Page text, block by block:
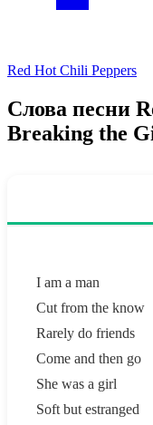
Red Hot Chili Peppers
Слова песни
Breaking the
I am a man
Cut from the know
Rarely do friends
Come and then go
She was a girl
Soft but estranged